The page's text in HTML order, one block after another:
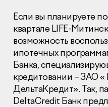
Если вы планируете
квартале LIFE-
возможность
ипотечных
Банка,
кредитовании –ЗАО«
ДельтаКредит». Так,
DeltaCredit Банк